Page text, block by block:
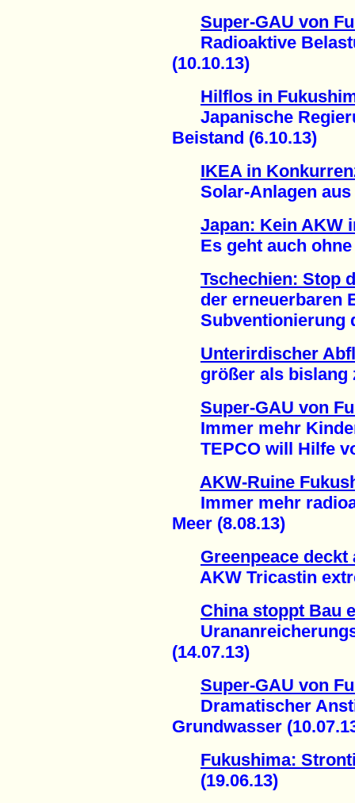
Super-GAU von
Radioaktive
(10.10.13)
Hilflos in
Japanische
Beistand (6.10.13)
IKEA in
Solar-Anlagen aus
Japan: Kein AKW
Es geht auch ohne
Tschechien: Stop
der erneuerbaren
Subventionierung
Unterirdischer
größer als bislang
Super-GAU von
Immer mehr
TEPCO will Hilfe
AKW-Ruine
Immer mehr
Meer (8.08.13)
Greenpeace deckt
AKW Tricastin
China stoppt Bau
(14.07.13)
Super-GAU von
Dramatischer
Grundwasser
Fukushima:
(19.06.13)